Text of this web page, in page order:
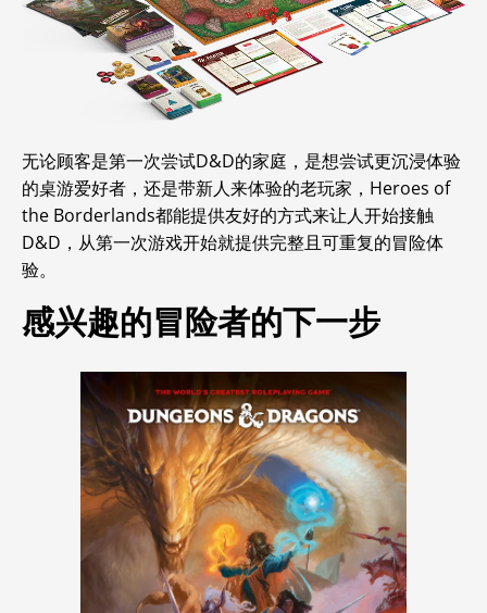
无论顾客是第一次尝试D&D的家庭，是想尝试更沉浸体验
的桌游爱好者，还是带新人来体验的老玩家，Heroes of
the Borderlands都能提供友好的方式来让人开始接触
D&D，从第一次游戏开始就提供完整且可重复的冒险体
验。
感兴趣的冒险者的下一步